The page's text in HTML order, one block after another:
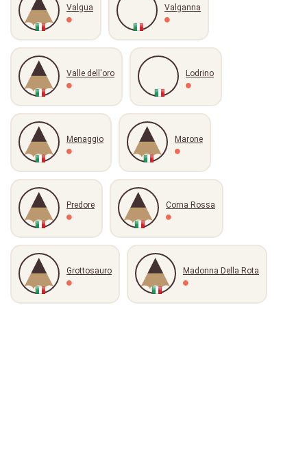
Valgua Valganna
Valle dell'oro Lodrino
Menaggio Marone
Predore Corna Rossa
Grottosauro Madonna Della Rota